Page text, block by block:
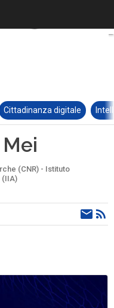
Cittadinanza digitale
(CNR) - Istituto
(IIA)